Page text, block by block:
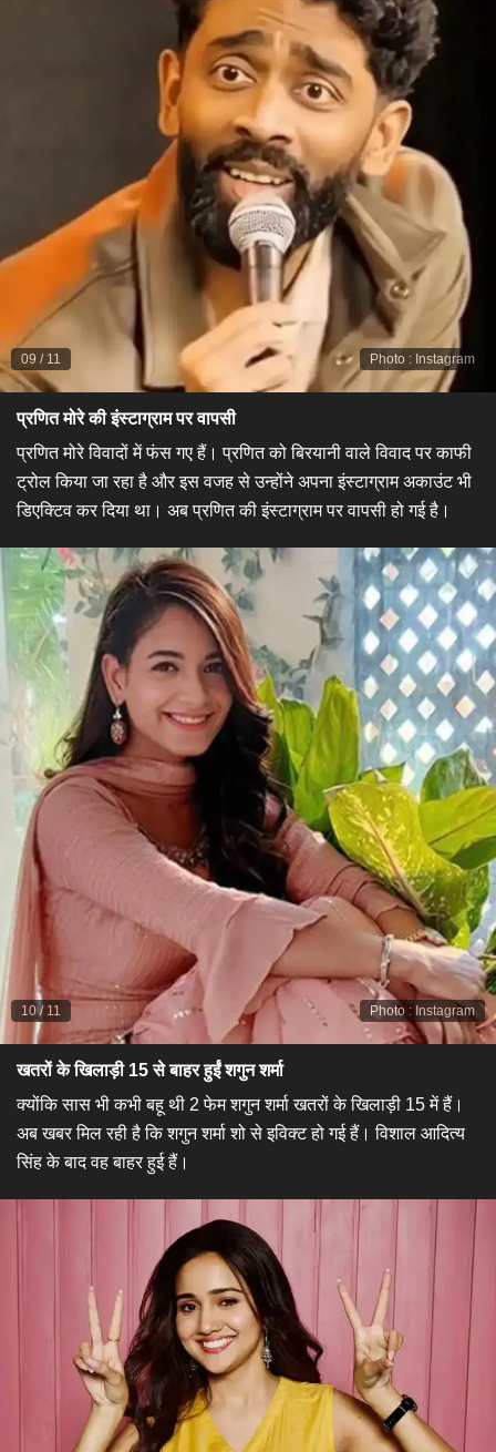
Photo : Instagram
09 / 11
प्रणित मोरे की इंस्टाग्राम पर वापसी​
प्रणित मोरे विवादों में फंस गए हैं। प्रणित को बिरयानी वाले विवाद पर काफी
ट्रोल किया जा रहा है और इस वजह से उन्होंने अपना इंस्टाग्राम अकाउंट भी
डिएक्टिव कर दिया था। अब प्रणित की इंस्टाग्राम पर वापसी हो गई है।
Photo : Instagram
10 / 11
खतरों के खिलाड़ी 15 से बाहर हुईं शगुन शर्मा​
क्योंकि सास भी कभी बहू थी 2 फेम शगुन शर्मा खतरों के खिलाड़ी 15 में हैं।
अब खबर मिल रही है कि शगुन शर्मा शो से इविक्ट हो गई हैं। विशाल आदित्य
सिंह के बाद वह बाहर हुई हैं।